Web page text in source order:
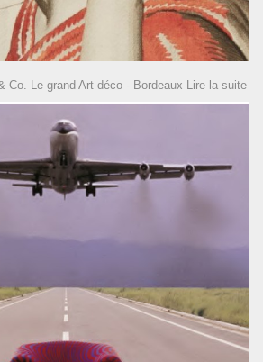
Co. Le grand Art déco - Bordeaux Lire la suite